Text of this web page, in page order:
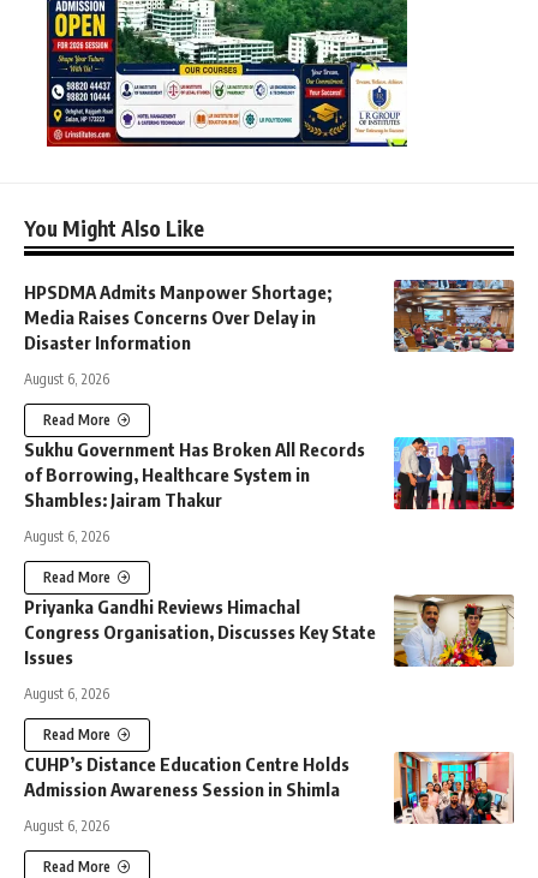
You Might Also Like
HPSDMA Admits Manpower Shortage;
Media Raises Concerns Over Delay in
Disaster Information
August 6, 2026
Read More
Sukhu Government Has Broken All Records
of Borrowing, Healthcare System in
Shambles: Jairam Thakur
August 6, 2026
Read More
Priyanka Gandhi Reviews Himachal
Congress Organisation, Discusses Key State
Issues
August 6, 2026
Read More
CUHP’s Distance Education Centre Holds
Admission Awareness Session in Shimla
August 6, 2026
Read More